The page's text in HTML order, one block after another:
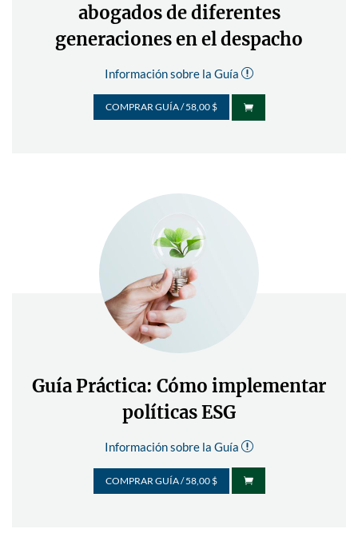
abogados de diferentes
generaciones en el despacho
Información sobre la Guía r
COMPRAR GUÍA / 58,00 $ 
Guía Práctica: Cómo implementar
políticas ESG
Información sobre la Guía r
COMPRAR GUÍA / 58,00 $ 